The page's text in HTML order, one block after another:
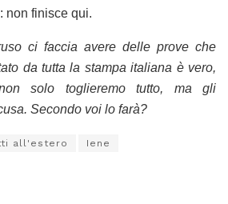
non finisce qui.
ci faccia avere delle prove che
da tutta la stampa italiana è vero,
solo toglieremo tutto, ma gli
Secondo voi lo farà?
all'estero Iene